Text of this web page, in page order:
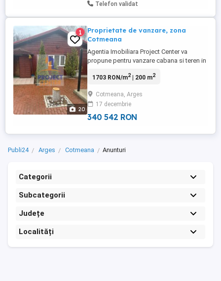
Telefon validat
20
1
Proprietate de vanzare, zona
Cotmeana
Agentia Imobiliara Project Center va
propune pentru vanzare cabana si teren in
Cotmeana, jud Arges, la DN 7 Pitesti - Rm.
distantei dintre Pitesti si Rm Valcea.
Cabana este construita in anul 2006 din
lemn, cu o suprafata de 200 ...
1703 RON/m2| 200 m2
Cotmeana, Arges
17 decembrie
340 542 RON
Publi24 Arges Cotmeana Anunturi
Categorii
Subcategorii
Județe
Localități